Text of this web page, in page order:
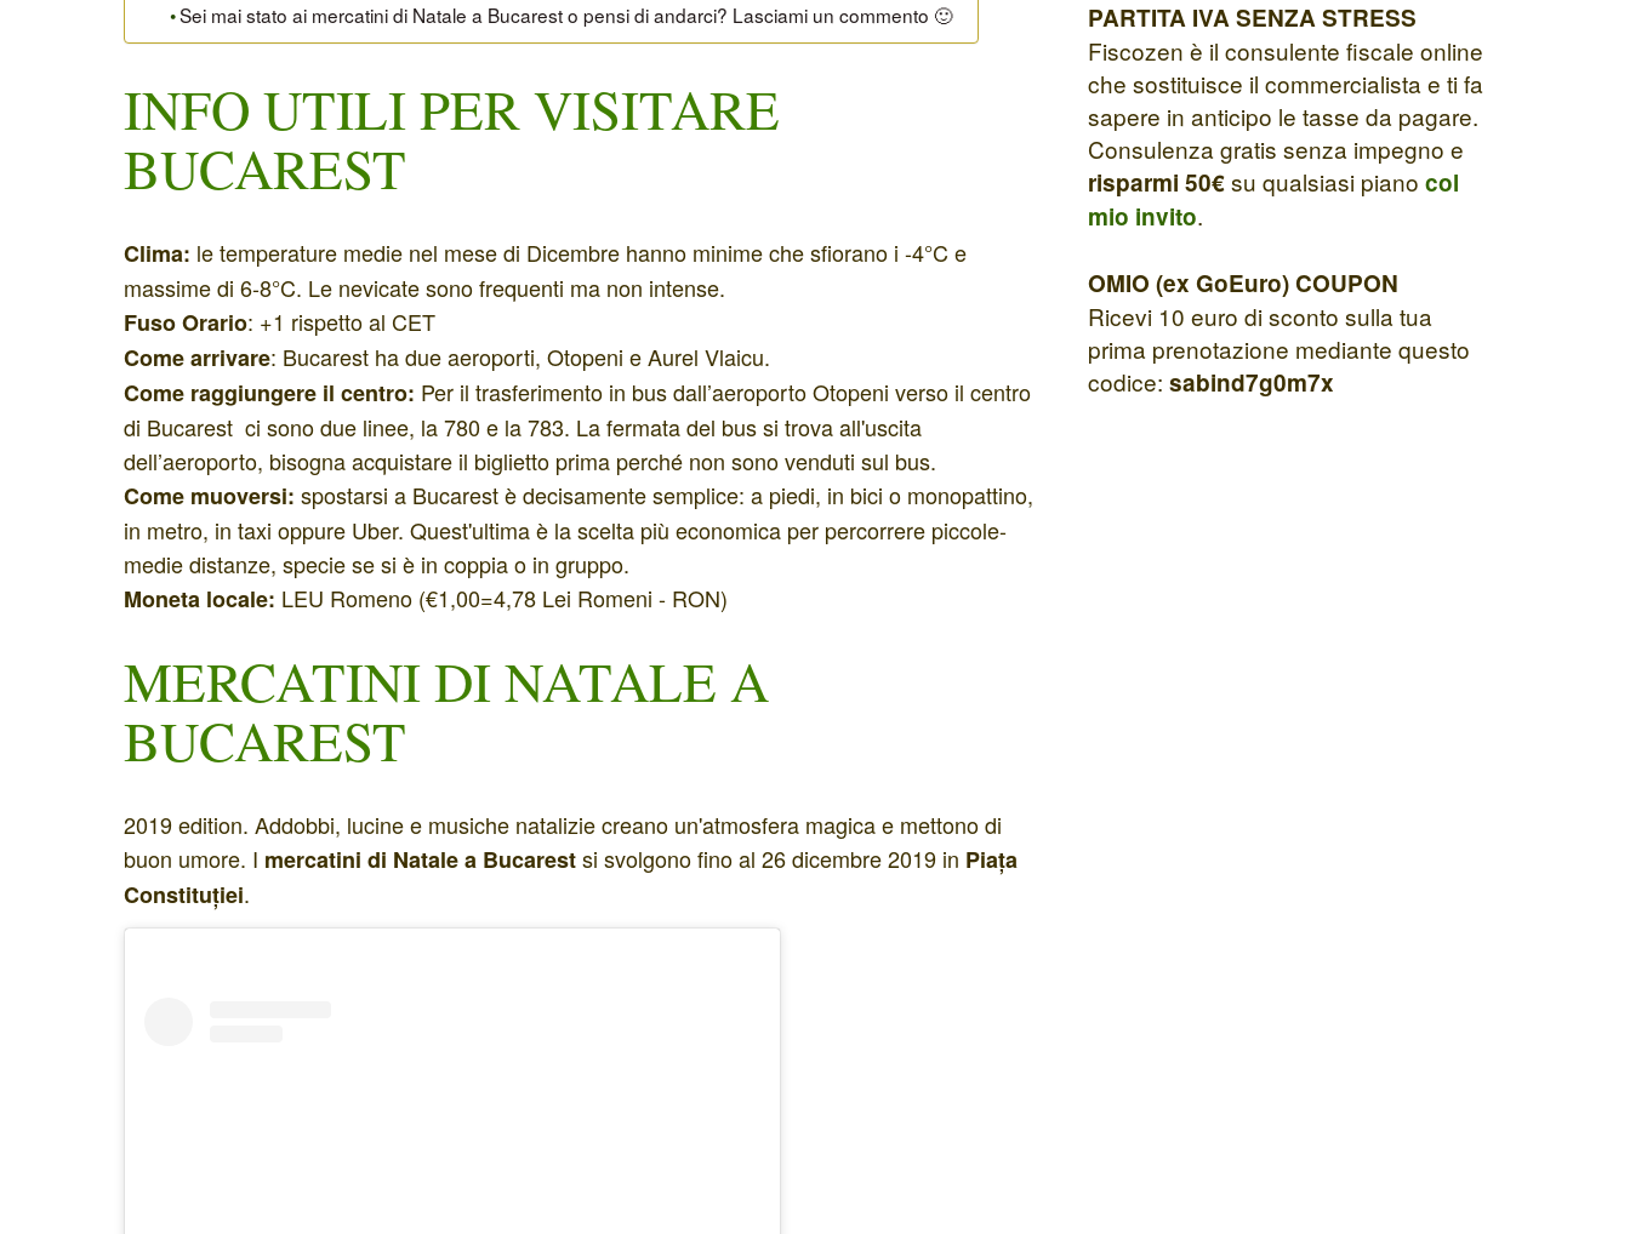
Sei mai stato ai mercatini di Natale a Bucarest o pensi di andarci? Lasciami un commento 🙂
INFO UTILI PER VISITARE
BUCAREST
Clima: le temperature medie nel mese di Dicembre hanno minime che sfiorano i -4°C e
massime di 6-8°C. Le nevicate sono frequenti ma non intense.
Fuso Orario: +1 rispetto al CET
Come arrivare: Bucarest ha due aeroporti, Otopeni e Aurel Vlaicu.
Come raggiungere il centro: Per il trasferimento in bus dall’aeroporto Otopeni verso il centro
di Bucarest ci sono due linee, la 780 e la 783. La fermata del bus si trova all'uscita
dell’aeroporto, bisogna acquistare il biglietto prima perché non sono venduti sul bus.
Come muoversi: spostarsi a Bucarest è decisamente semplice: a piedi, in bici o monopattino,
in metro, in taxi oppure Uber. Quest'ultima è la scelta più economica per percorrere piccole-
medie distanze, specie se si è in coppia o in gruppo.
Moneta locale: LEU Romeno (€1,00=4,78 Lei Romeni - RON)
MERCATINI DI NATALE A
BUCAREST
2019 edition. Addobbi, lucine e musiche natalizie creano un'atmosfera magica e mettono di
buon umore. I mercatini di Natale a Bucarestsi svolgono fino al 26 dicembre 2019 in Piața
Constituției.
PARTITA IVA SENZA STRESS
Fiscozen è il consulente fiscale online
che sostituisce il commercialista e ti fa
sapere in anticipo le tasse da pagare.
Consulenza gratis senza impegno e
risparmi 50€su qualsiasi piano col
mio invito.
OMIO (ex GoEuro) COUPON
Ricevi 10 euro di sconto sulla tua
prima prenotazione mediante questo
codice: sabind7g0m7x